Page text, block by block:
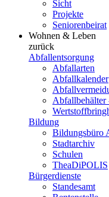
Sicht
Projekte
Seniorenbeirat
Wohnen & Leben
zurück
Abfallentsorgung
Abfallarten
Abfallkalender
Abfallbehälter
Bildung
Bildungsbüro
Stadtarchiv
Schulen
TheaDiPOLIS
Bürgerdienste
Standesamt